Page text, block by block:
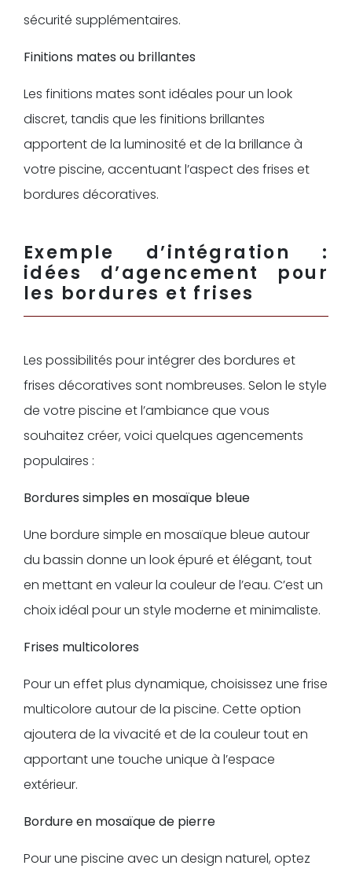
sécurité supplémentaires.
Finitions mates ou brillantes
Les finitions mates sont idéales pour un look
discret, tandis que les finitions brillantes
apportent de la luminosité et de la brillance à
votre piscine, accentuant l’aspect des frises et
bordures décoratives.
Exemple d’intégration :
idées d’agencement pour
les bordures et frises
Les possibilités pour intégrer des bordures et
frises décoratives sont nombreuses. Selon le style
de votre piscine et l’ambiance que vous
souhaitez créer, voici quelques agencements
populaires :
Bordures simples en mosaïque bleue
Une bordure simple en mosaïque bleue autour
du bassin donne un look épuré et élégant, tout
en mettant en valeur la couleur de l’eau. C’est un
choix idéal pour un style moderne et minimaliste.
Frises multicolores
Pour un effet plus dynamique, choisissez une frise
multicolore autour de la piscine. Cette option
ajoutera de la vivacité et de la couleur tout en
apportant une touche unique à l’espace
extérieur.
Bordure en mosaïque de pierre
Pour une piscine avec un design naturel, optez